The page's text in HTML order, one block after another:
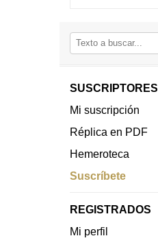
SUSCRIPTORES
Mi suscripción
Réplica en PDF
Hemeroteca
Suscríbete
REGISTRADOS
Mi perfil